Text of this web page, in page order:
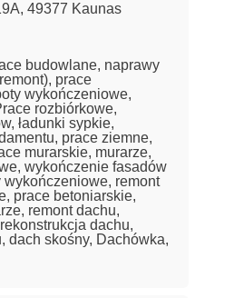
49377 Kaunas
budowlane, naprawy
prace
wykończeniowe,
rozbiórkowe,
ładunki sypkie,
prace ziemne,
murarskie, murarze,
wykończenie fasadów
wykończeniowe, remont
prace betoniarskie,
remont dachu,
dachu,
dach skośny, Dachówka,